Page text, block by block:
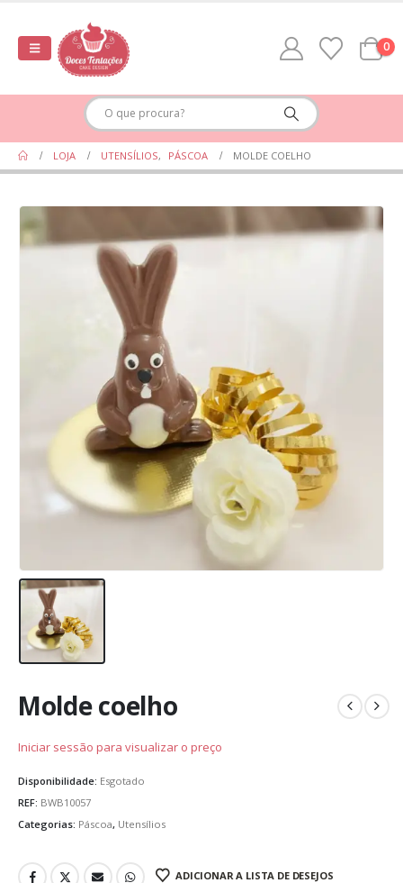
0
LOJA UTENSÍLIOS, PÁSCOA MOLDE COELHO
Molde coelho
Iniciar sessão para visualizar o preço
Disponibilidade: Esgotado
REF: BWB10057
Categorias: Páscoa, Utensílios
ADICIONAR A LISTA DE DESEJOS